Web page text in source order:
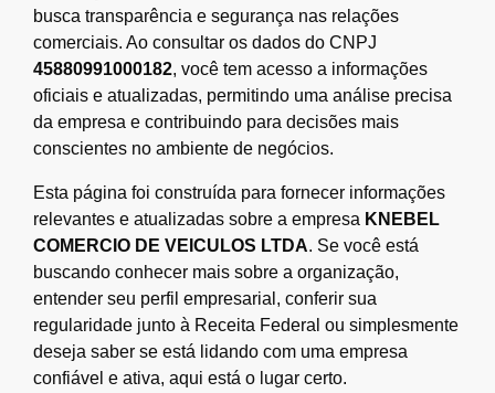
busca transparência e segurança nas relações
comerciais. Ao consultar os dados do CNPJ
45880991000182, você tem acesso a informações
oficiais e atualizadas, permitindo uma análise precisa
da empresa e contribuindo para decisões mais
conscientes no ambiente de negócios.
Esta página foi construída para fornecer informações
relevantes e atualizadas sobre a empresa KNEBEL
COMERCIO DE VEICULOS LTDA. Se você está
buscando conhecer mais sobre a organização,
entender seu perfil empresarial, conferir sua
regularidade junto à Receita Federal ou simplesmente
deseja saber se está lidando com uma empresa
confiável e ativa, aqui está o lugar certo.